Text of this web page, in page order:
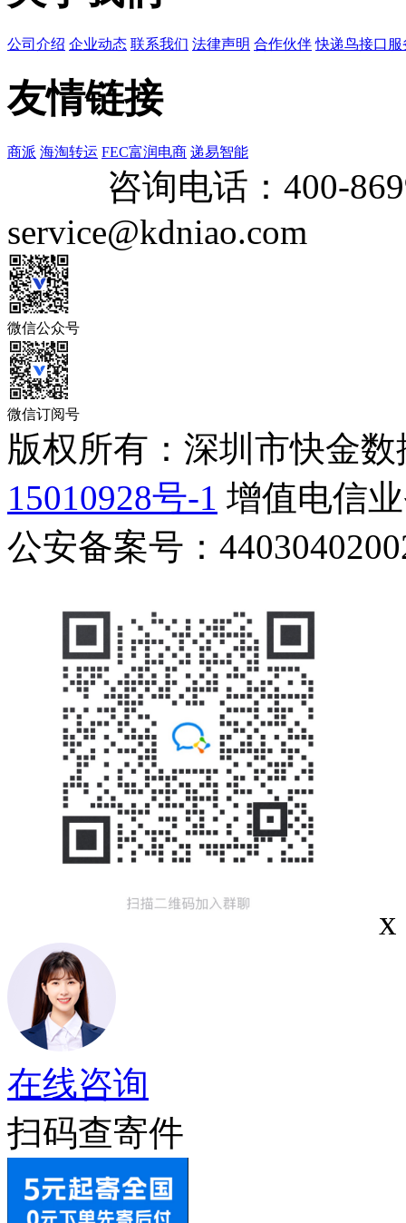
公司介绍 企业动态 联系我们 法律声明 合作伙伴 快递鸟接口服
友情链接
商派 海淘转运 FEC富润电商 递易智能
咨询电话： 400-
service@kdniao.com
微信公众号
微信订阅号
版权所有：深圳市快金
15010928号-1 增值电信
公安备案号：
x
在线咨询
扫码查寄件